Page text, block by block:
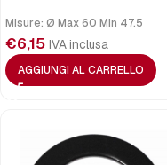
Misure: Ø Max 60 Min 47.5
€6,15 IVA inclusa
AGGIUNGI AL CARRELLO